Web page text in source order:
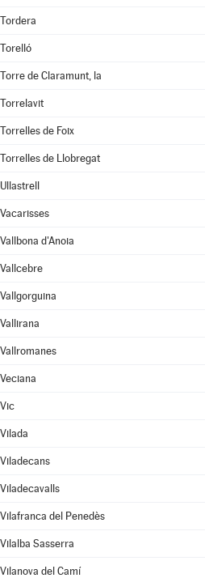
Tordera
Torelló
Torre de Claramunt, la
Torrelavit
Torrelles de Foix
Torrelles de Llobregat
Ullastrell
Vacarisses
Vallbona d'Anoia
Vallcebre
Vallgorguina
Vallirana
Vallromanes
Veciana
Vic
Vilada
Viladecans
Viladecavalls
Vilafranca del Penedès
Vilalba Sasserra
Vilanova del Camí